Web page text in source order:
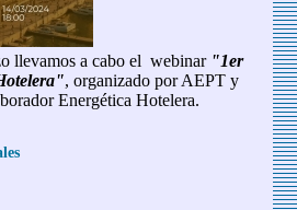
llevamos a cabo el webinar "1er
, organizado por AEPT y
Energética Hotelera.